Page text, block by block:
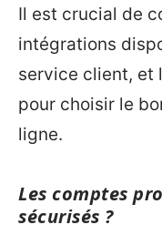
Il est crucial de
intégrations
service client, et
pour choisir le
ligne.
Les comptes
sécurisés ?